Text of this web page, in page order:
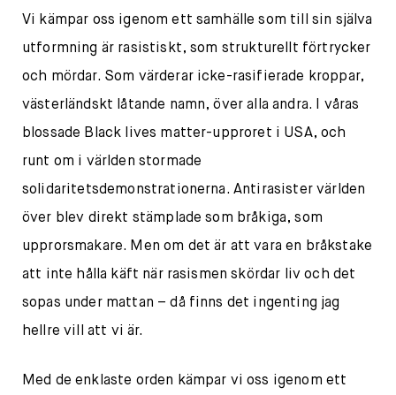
Vi kämpar oss igenom ett samhälle som till sin själva
utformning är rasistiskt, som strukturellt förtrycker
och mördar. Som värderar icke-rasifierade kroppar,
västerländskt låtande namn, över alla andra. I våras
blossade Black lives matter-upproret i USA, och
runt om i världen stormade
solidaritetsdemonstrationerna. Antirasister världen
över blev direkt stämplade som bråkiga, som
upprorsmakare. Men om det är att vara en bråkstake
att inte hålla käft när rasismen skördar liv och det
sopas under mattan – då finns det ingenting jag
hellre vill att vi är.
Med de enklaste orden kämpar vi oss igenom ett